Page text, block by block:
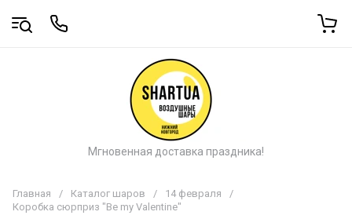
Мгновенная доставка праздника!
Главная / Каталог шаров / 14 февраля
/
Коробка сюрприз "Be my Valentine"